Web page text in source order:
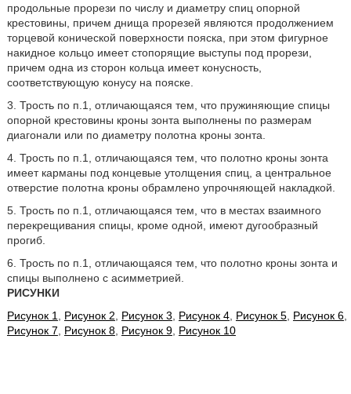
продольные прорези по числу и диаметру спиц опорной
крестовины, причем днища прорезей являются продолжением
торцевой конической поверхности пояска, при этом фигурное
накидное кольцо имеет стопорящие выступы под прорези,
причем одна из сторон кольца имеет конусность,
соответствующую конусу на пояске.
3. Трость по п.1, отличающаяся тем, что пружиняющие спицы
опорной крестовины кроны зонта выполнены по размерам
диагонали или по диаметру полотна кроны зонта.
4. Трость по п.1, отличающаяся тем, что полотно кроны зонта
имеет карманы под концевые утолщения спиц, а центральное
отверстие полотна кроны обрамлено упрочняющей накладкой.
5. Трость по п.1, отличающаяся тем, что в местах взаимного
перекрещивания спицы, кроме одной, имеют дугообразный
прогиб.
6. Трость по п.1, отличающаяся тем, что полотно кроны зонта и
спицы выполнено с асимметрией.
РИСУНКИ
Рисунок 1
Рисунок 2 Рисунок 3 Рисунок 4, Рисунок 5, Рисунок 6,
Рисунок 7
Рисунок 8, Рисунок 9, Рисунок 10